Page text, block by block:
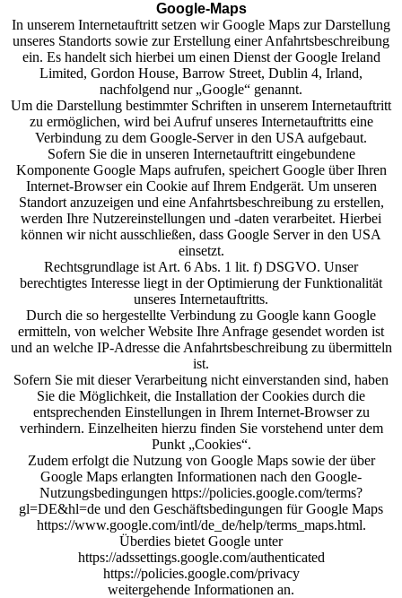
Google-Maps
In unserem Internetauftritt setzen wir Google Maps zur Darstellung
unseres Standorts sowie zur Erstellung einer Anfahrtsbeschreibung
ein. Es handelt sich hierbei um einen Dienst der Google Ireland
Limited, Gordon House, Barrow Street, Dublin 4, Irland,
nachfolgend nur „Google“ genannt.
Um die Darstellung bestimmter Schriften in unserem Internetauftritt
zu ermöglichen, wird bei Aufruf unseres Internetauftritts eine
Verbindung zu dem Google-Server in den USA aufgebaut.
Sofern Sie die in unseren Internetauftritt eingebundene
Komponente Google Maps aufrufen, speichert Google über Ihren
Internet-Browser ein Cookie auf Ihrem Endgerät. Um unseren
Standort anzuzeigen und eine Anfahrtsbeschreibung zu erstellen,
werden Ihre Nutzereinstellungen und -daten verarbeitet. Hierbei
können wir nicht ausschließen, dass Google Server in den USA
einsetzt.
Rechtsgrundlage ist Art. 6 Abs. 1 lit. f) DSGVO. Unser
berechtigtes Interesse liegt in der Optimierung der Funktionalität
unseres Internetauftritts.
Durch die so hergestellte Verbindung zu Google kann Google
ermitteln, von welcher Website Ihre Anfrage gesendet worden ist
und an welche IP-Adresse die Anfahrtsbeschreibung zu übermitteln
ist.
Sofern Sie mit dieser Verarbeitung nicht einverstanden sind, haben
Sie die Möglichkeit, die Installation der Cookies durch die
entsprechenden Einstellungen in Ihrem Internet-Browser zu
verhindern. Einzelheiten hierzu finden Sie vorstehend unter dem
Punkt „Cookies“.
Zudem erfolgt die Nutzung von Google Maps sowie der über
Google Maps erlangten Informationen nach den Google-
Nutzungsbedingungen https://policies.google.com/terms?
gl=DE&hl=de und den Geschäftsbedingungen für Google Maps
https://www.google.com/intl/de_de/help/terms_maps.html.
Überdies bietet Google unter
https://adssettings.google.com/authenticated
https://policies.google.com/privacy
weitergehende Informationen an.